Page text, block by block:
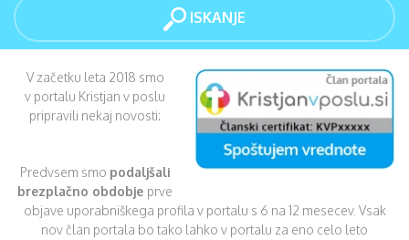
ISKANJE
V začetku leta 2018 smo
v portalu Kristjan v poslu
pripravili nekaj novosti:
Predvsem smo podaljšali
brezplačno obdobje prve
objave uporabniškega profila v portalu s 6 na 12 mesecev. Vsak
nov član portala bo tako lahko v portalu za eno celo leto